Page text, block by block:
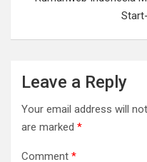
Leave a Reply
Your email address will
are marked *
Comment *